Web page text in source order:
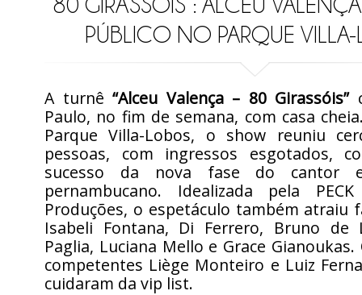
“80 GIRASSÓIS”: ALCEU
PÚBLICO NO PARQUE
A turnê“Alceu Valença – 80 Girassóis”
Paulo, no fim de semana, com casa
Parque Villa-Lobos, o show reuniu
pessoas, com ingressos esgotados,
sucesso da nova fase do cantor
pernambucano. Idealizada pela
Produções, o espetáculo também atraiu
Isabeli Fontana, Di Ferrero, Bruno de
Paglia, Luciana Mello e Grace
competentes Liège Monteiro e Luiz
cuidaram da vip list.